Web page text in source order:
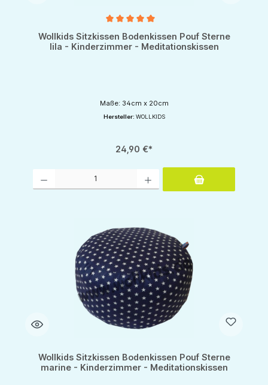
Wollkids Sitzkissen Bodenkissen Pouf Sterne
lila - Kinderzimmer - Meditationskissen
Maße: 34cm x 20cm
Hersteller: WOLLKIDS
24,90 €*
Wollkids Sitzkissen Bodenkissen Pouf Sterne
marine - Kinderzimmer - Meditationskissen